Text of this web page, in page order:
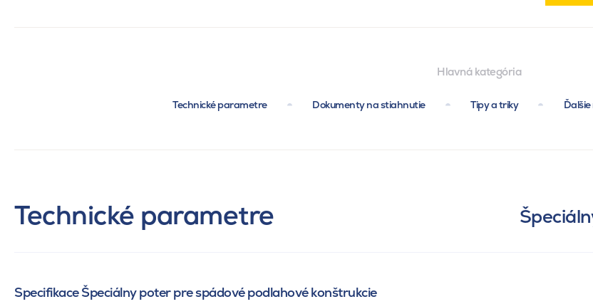
Hlavná kategória
Technické parametre Dokumenty na stiahnutie Tipy a triky
Technické parametre
Specifikace Špeciálny poter pre spádové podlahové konštrukcie